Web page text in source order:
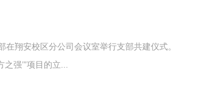
翔安校区分公司会议室举行支部共建仪式。
强’”项目的立...